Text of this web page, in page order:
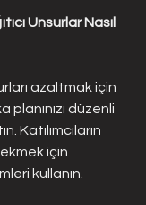
Unsurlar Nasıl
azaltmak için
düzenli
Katılımcıların
için
kullanın.